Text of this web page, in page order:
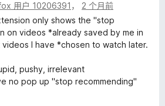
用户 10206391 ， 2 个月前
only shows the "stop
on videos *already saved by me in
I have *chosen to watch later.
pushy, irrelevant
no pop up "stop recommending"